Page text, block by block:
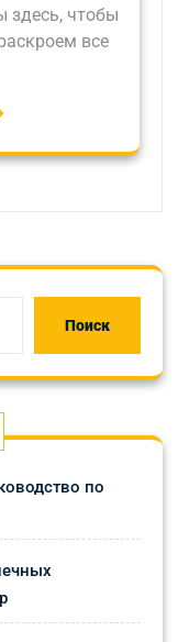
здесь, чтобы
все
Поиск
по